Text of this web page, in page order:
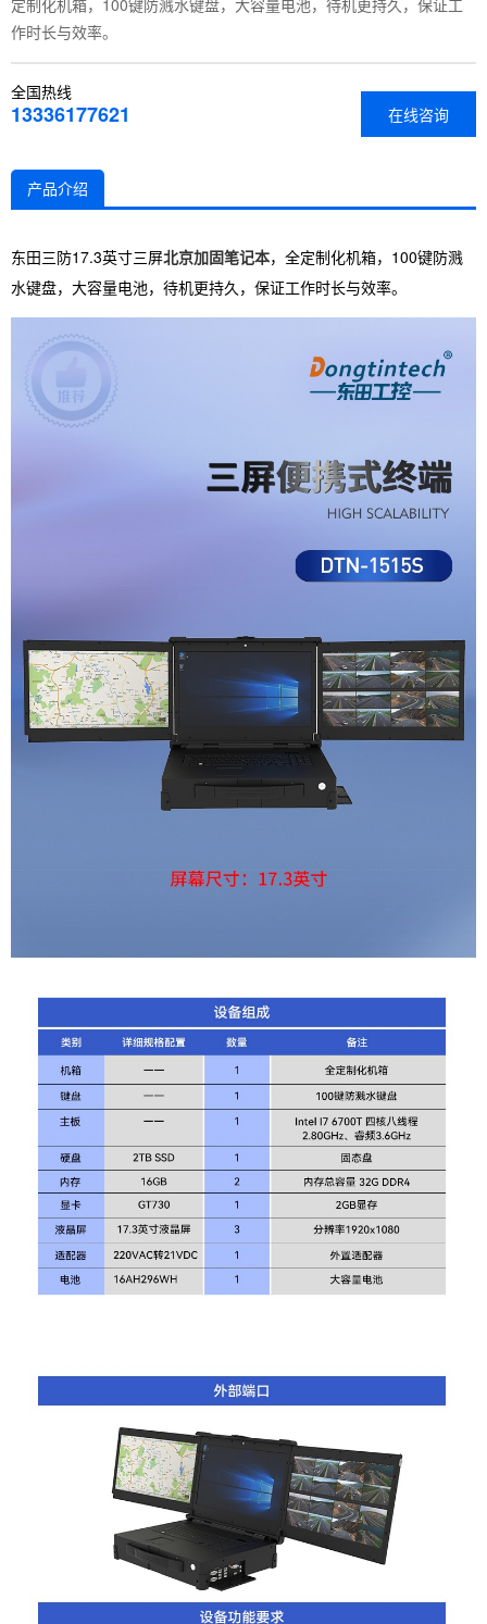
定制化机箱，100键防溅水键盘，大容量电池，待机更持久，保证工
作时长与效率。
在线咨询
全国热线
13336177621
产品介绍
东田三防17.3英寸三屏北京加固笔记本，全定制化机箱，100键防溅
水键盘，大容量电池，待机更持久，保证工作时长与效率。